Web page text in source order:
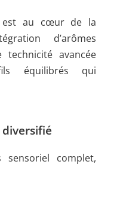
est au cœur de la
d’arômes
avancée
équilibrés qui
sensoriel complet,